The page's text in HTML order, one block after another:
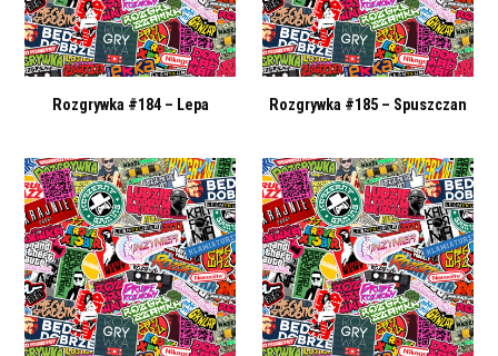
Rozgrywka #184 – Lepa Rozgrywka #185 – Spuszczan